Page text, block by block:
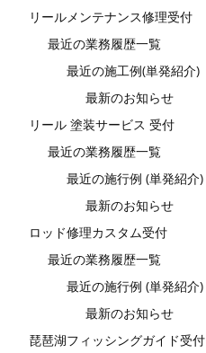
リールメンテナンス修理受付
最近の業務履歴一覧
最近の施工例(単発紹介)
最新のお知らせ
リール 塗装サービス 受付
最近の業務履歴一覧
最近の施行例 (単発紹介)
最新のお知らせ
ロッド修理カスタム受付
最近の業務履歴一覧
最近の施行例 (単発紹介)
最新のお知らせ
琵琶湖フィッシングガイド受付